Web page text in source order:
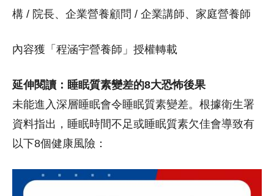
構 / 院長、企業營養顧問 / 企業講師、家庭營養師
內容獲「程涵宇營養師」授權轉載
延伸閱讀：睡眠質素變差的8大恐怖後果
未能進入深層睡眠會令睡眠質素變差。根據衛生署
資料指出，睡眠時間不足或睡眠質素欠佳會導致有
以下8個健康風險：